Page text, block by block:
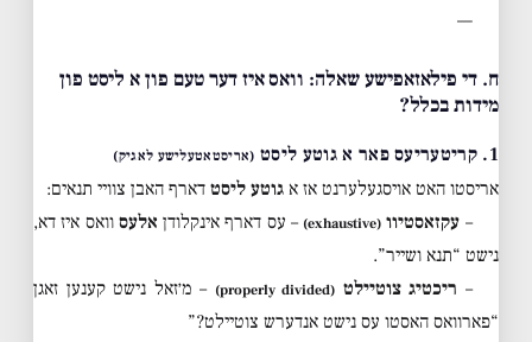
—
ח. די פילאזאפישע שאלה: וואס איז דער טעם פון א ליסט פון
מידות בכלל?
1. קריטעריעס פאר א גוטע ליסט (אריסטאטעלישע לאגיק)
אריסטו האט אויסגעלערנט אז א גוטע ליסט דארף האבן צוויי תנאים:
– עקזאסטיוו (exhaustive) – עס דארף אינקלודן אלעס וואס איז דא,
נישט “תנא ושייר”.
– ריכטיג צוטיילט (properly divided)
– מ׳זאל נישט קענען זאגן
“פארוואס האסטו עס נישט אנדערש צוטיילט?”